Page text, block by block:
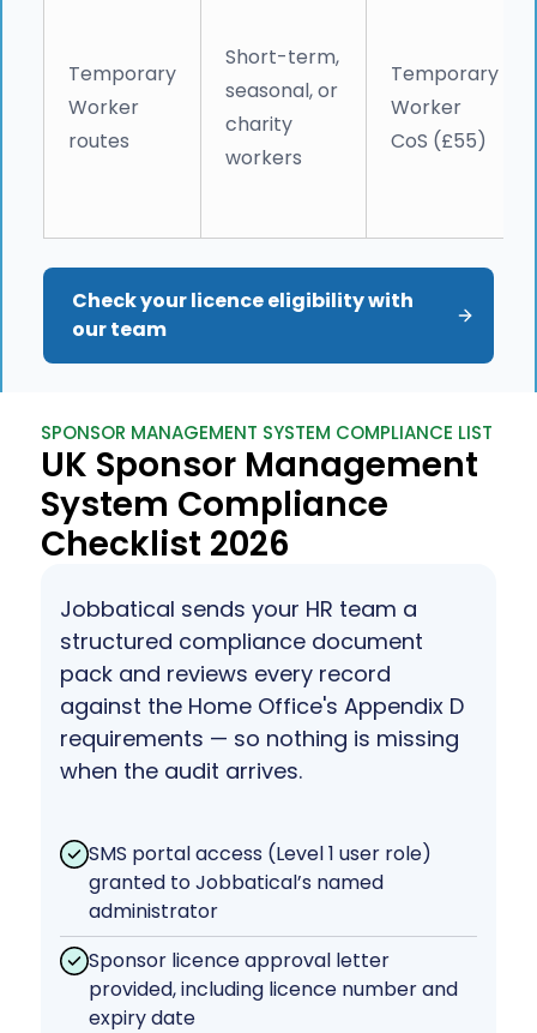
Temporary
Worker
routes
Short-term,
seasonal, or
charity
workers
Temporary
Worker
CoS (£55)
Check your licence eligibility with
our team
SPONSOR MANAGEMENT SYSTEM COMPLIANCE LIST
UK Sponsor Management
System Compliance
Checklist 2026
Jobbatical sends your HR team a
structured compliance document
pack and reviews every record
against the Home Office's Appendix D
requirements — so nothing is missing
when the audit arrives.
SMS portal access (Level 1 user role)
granted to Jobbatical’s named
administrator
Sponsor licence approval letter
provided, including licence number and
expiry date